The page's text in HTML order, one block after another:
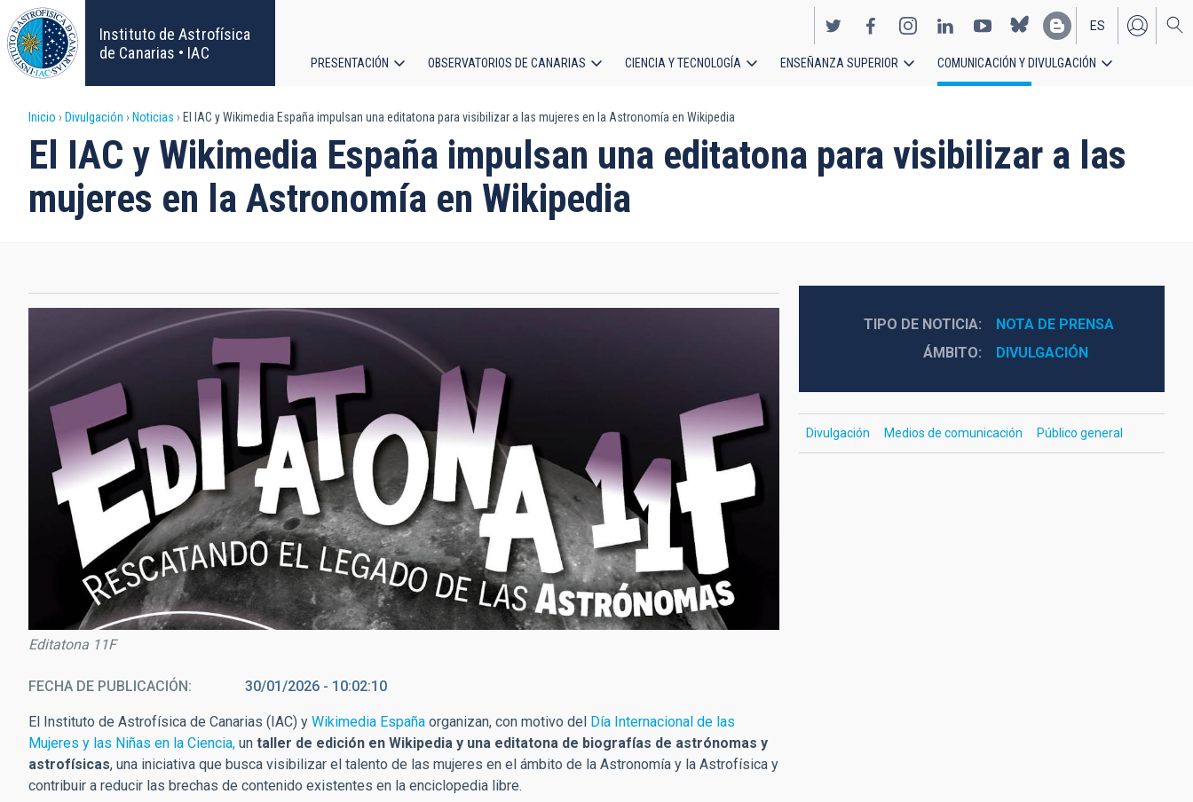
Pasar
al
contenido
principal
Instituto de Astrofísica
de Canarias • IAC
EN
ES
principal
PRESENTACIÓN OBSERVATORIOS DE CANARIAS CIENCIA Y TECNOLOGÍA ENSEÑANZA SUPERIOR COMUNICACIÓN Y DIVULGACIÓN
Sobrescribir
enlaces
de
a
navegación
Inicio Divulgación Noticias El IAC y Wikimedia España impulsan una editatona para visibilizar a las mujeres en la Astronomía en Wikipedia
El IAC y Wikimedia España impulsan una editatona para visibilizar a las
mujeres en la Astronomía en Wikipedia
Editatona 11F
FECHA DE PUBLICACIÓN 30/01/2026 - 10:02:10
El Instituto de Astrofísica de Canarias (IAC) y Wikimedia España organizan, con motivo del Día Internacional de las
Mujeres y las Niñas en la Ciencia, un taller de edición en Wikipedia y una editatona de biografías de astrónomas y
astrofísicas, una iniciativa que busca visibilizar el talento de las mujeres en el ámbito de la Astronomía y la Astrofísica y
contribuir a reducir las brechas de contenido existentes en la enciclopedia libre.
TIPO DE NOTICIA
NOTA DE PRENSA
ÁMBITO
DIVULGACIÓN
Divulgación Medios de comunicación Público general